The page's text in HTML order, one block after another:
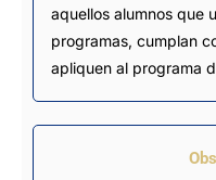
aquellos alumnos que
programas, cumplan
apliquen al programa